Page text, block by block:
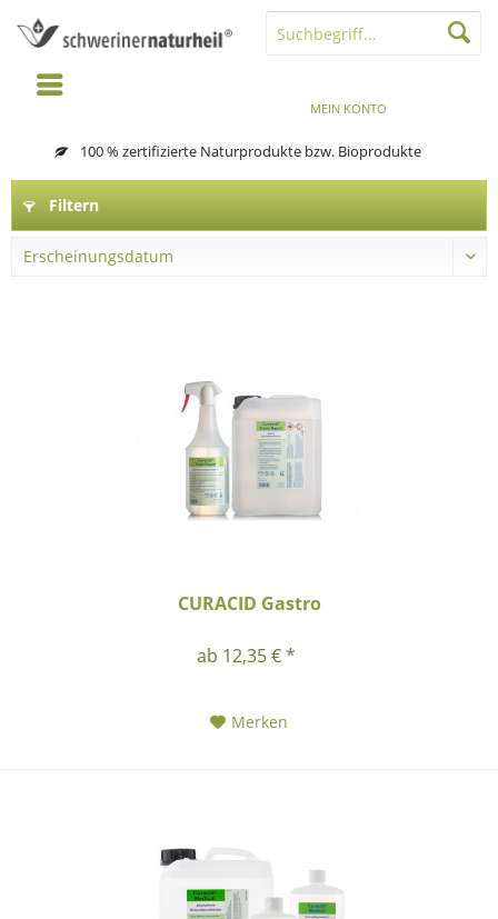
100 % zertifizierte Naturprodukte bzw. Bioprodukte
MEIN KONTO
Filtern
CURACID Gastro
ab 12,35 € *
Merken